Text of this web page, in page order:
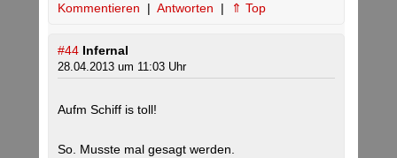
Kommentieren | Antworten | ⇑ Top
#44 Infernal
28.04.2013 um 11:03 Uhr
Aufm Schiff is toll!
So. Musste mal gesagt werden.